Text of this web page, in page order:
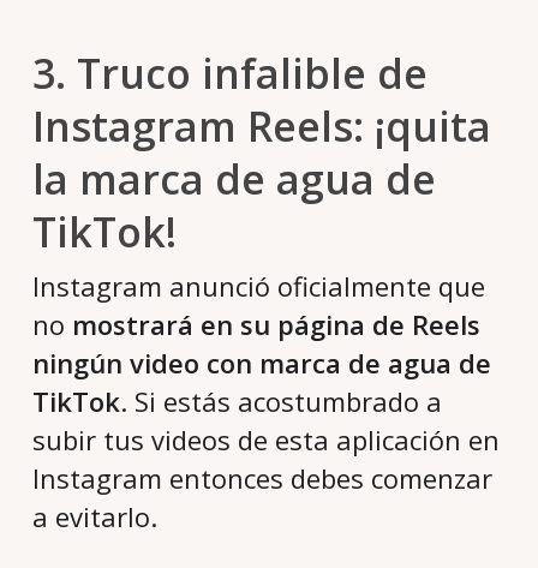
3. Truco infalible de
Instagram Reels: ¡quita
la marca de agua de
TikTok!
Instagram anunció oficialmente que
no mostrará en su página de Reels
ningún video con marca de agua de
TikTok. Si estás acostumbrado a
subir tus videos de esta aplicación en
Instagram entonces debes comenzar
a evitarlo.